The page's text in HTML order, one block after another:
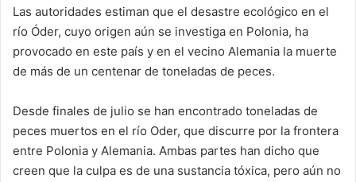
Las autoridades estiman que el desastre ecológico en el
río Óder, cuyo origen aún se investiga en Polonia, ha
provocado en este país y en el vecino Alemania la muerte
de más de un centenar de toneladas de peces.
Desde finales de julio se han encontrado toneladas de
peces muertos en el río Oder, que discurre por la frontera
entre Polonia y Alemania. Ambas partes han dicho que
creen que la culpa es de una sustancia tóxica, pero aún no